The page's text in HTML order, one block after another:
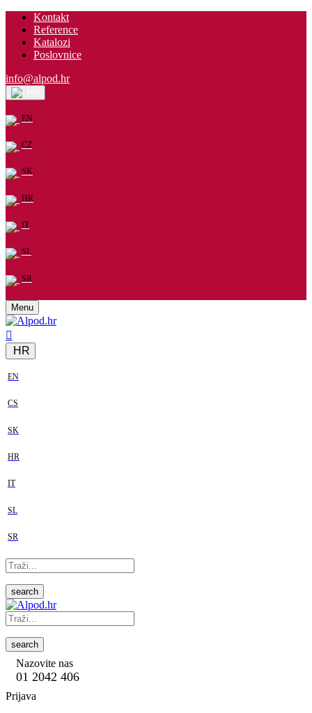
Kontakt
Reference
Katalozi
Poslovnice
info@alpod.hr
EN
CZ
SK
HR
IT
SL
SR
Menu
HR
EN
CS
SK
HR
IT
SL
SR
search
search
Nazovite nas
01 2042 406
Prijava